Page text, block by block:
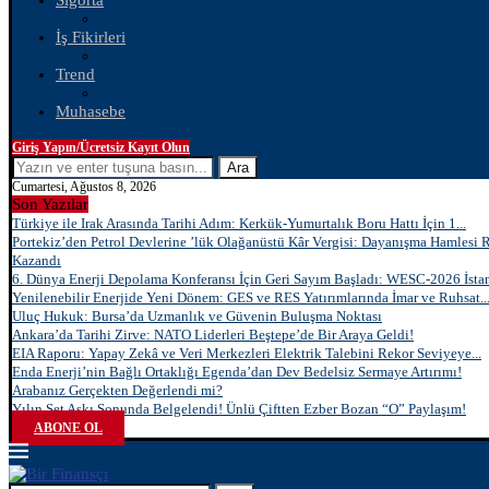
İş Fikirleri
Trend
Muhasebe
Giriş Yapın/Ücretsiz Kayıt Olun
Ara
Cumartesi, Ağustos 8, 2026
Son Yazılar
Türkiye ile Irak Arasında Tarihi Adım: Kerkük-Yumurtalık Boru Hattı İçin 1...
Portekiz’den Petrol Devlerine ’lük Olağanüstü Kâr Vergisi: Dayanışma Hamlesi
Kazandı
6. Dünya Enerji Depolama Konferansı İçin Geri Sayım Başladı: WESC-2026
Yenilenebilir Enerjide Yeni Dönem: GES ve RES Yatırımlarında İmar ve Ruhsat...
Uluç Hukuk: Bursa’da Uzmanlık ve Güvenin Buluşma Noktası
Ankara’da Tarihi Zirve: NATO Liderleri Beştepe’de Bir Araya Geldi!
EIA Raporu: Yapay Zekâ ve Veri Merkezleri Elektrik Talebini Rekor Seviyeye...
Enda Enerji’nin Bağlı Ortaklığı Egenda’dan Dev Bedelsiz Sermaye Artırımı!
Arabanız Gerçekten Değerlendi mi?
Yılın Set Aşkı Sonunda Belgelendi! Ünlü Çiftten Ezber Bozan “O” Paylaşım!
ABONE OL